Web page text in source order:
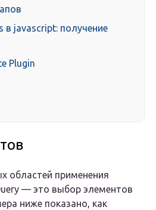
в javascript: получение
Plugin
областей применения
— это выбор элементов
ниже показано, как